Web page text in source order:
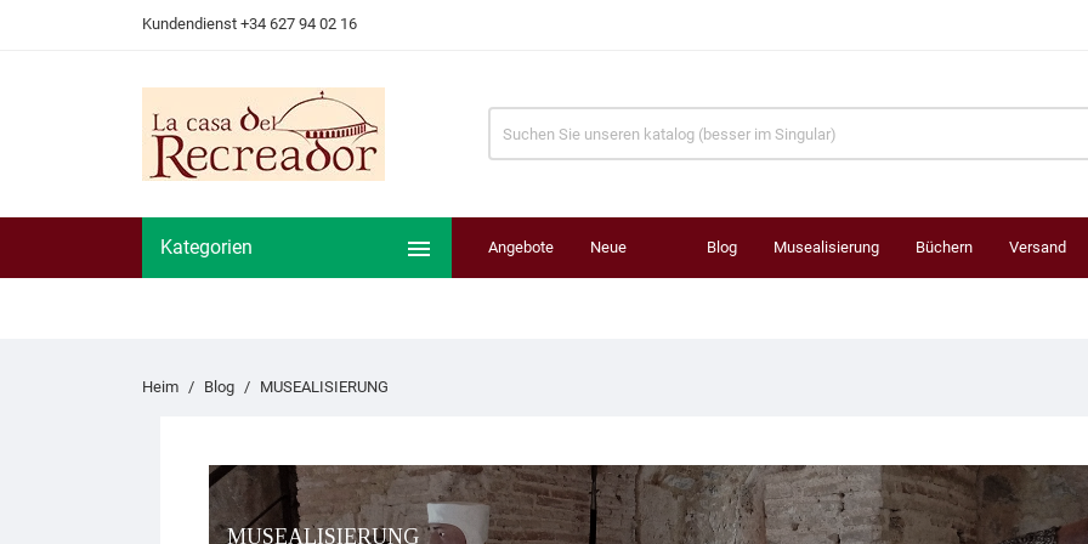
Kundendienst +34 627 94 02 16
Kategorien  Angebote Neue Blog Musealisierung Büchern Versand
Heim Blog MUSEALISIERUNG
MUSEALISIERUNG